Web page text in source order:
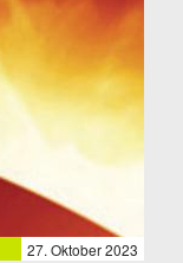
27. Oktober 2023